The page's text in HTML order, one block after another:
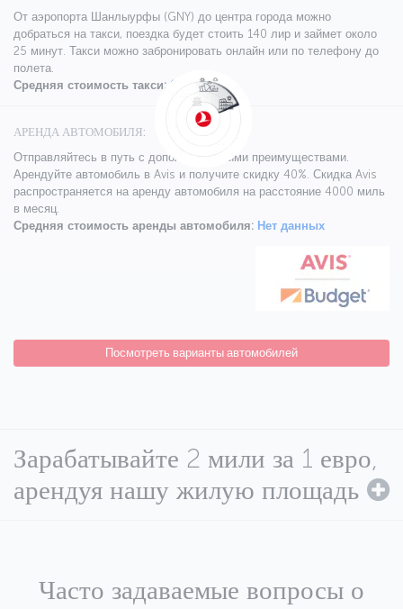
От аэропорта Шанлыурфы (GNY) до центра города можно
добраться на такси, поездка будет стоить 140 лир и займет около
25 минут. Такси можно забронировать онлайн или по телефону до
полета.
Средняя стоимость такси: 140 лир
АРЕНДА АВТОМОБИЛЯ:
Отправляйтесь в путь с дополнительными преимуществами.
Арендуйте автомобиль в Avis и получите скидку 40%. Скидка Avis
распространяется на аренду автомобиля на расстояние 4000 миль
в месяц.
Средняя стоимость аренды автомобиля: Нет данных
Посмотреть варианты автомобилей
Зарабатывайте 2 мили за 1 евро,
арендуя нашу жилую площадь
Часто задаваемые вопросы о